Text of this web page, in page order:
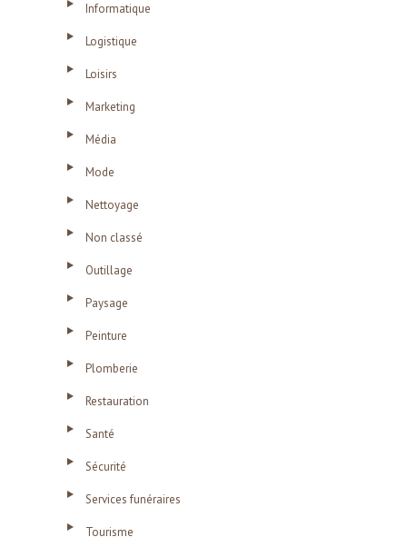
Informatique
Logistique
Loisirs
Marketing
Média
Mode
Nettoyage
Non classé
Outillage
Paysage
Peinture
Plomberie
Restauration
Santé
Sécurité
Services funéraires
Tourisme